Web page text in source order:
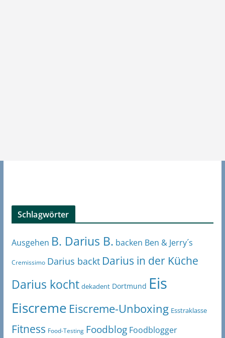
Schlagwörter
Ausgehen B. Darius B. backen Ben & Jerry´s
Cremissimo Darius backt Darius in der Küche
Darius kocht dekadent Dortmund Eis
Eiscreme Eiscreme-Unboxing Esstraklasse
Fitness Food-Testing Foodblog Foodblogger